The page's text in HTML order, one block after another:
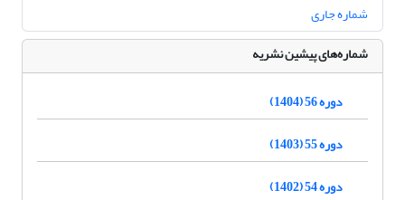
شماره جاری
شماره‌های پیشین نشریه
دوره 56 (1404)
دوره 55 (1403)
دوره 54 (1402)